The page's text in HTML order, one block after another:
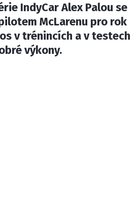
INZERCE
ÚDAJE / COOKIES
IndyCar Alex Palou se
McLarenu pro rok
v trénincích a v testech
výkony.